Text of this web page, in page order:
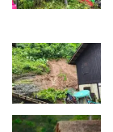
S
h
a
j
i